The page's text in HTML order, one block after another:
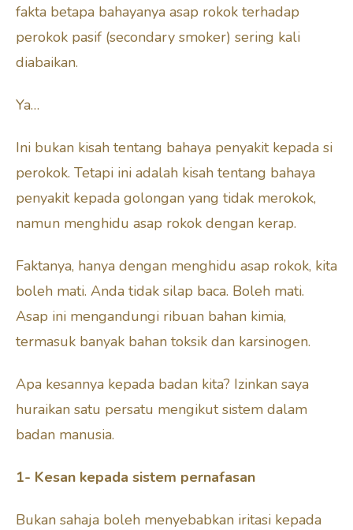
fakta betapa bahayanya asap rokok terhadap
perokok pasif (secondary smoker) sering kali
diabaikan.
Ya…
Ini bukan kisah tentang bahaya penyakit kepada si
perokok. Tetapi ini adalah kisah tentang bahaya
penyakit kepada golongan yang tidak merokok,
namun menghidu asap rokok dengan kerap.
Faktanya, hanya dengan menghidu asap rokok, kita
boleh mati. Anda tidak silap baca. Boleh mati.
Asap ini mengandungi ribuan bahan kimia,
termasuk banyak bahan toksik dan karsinogen.
Apa kesannya kepada badan kita? Izinkan saya
huraikan satu persatu mengikut sistem dalam
badan manusia.
1- Kesan kepada sistem pernafasan
Bukan sahaja boleh menyebabkan iritasi kepada